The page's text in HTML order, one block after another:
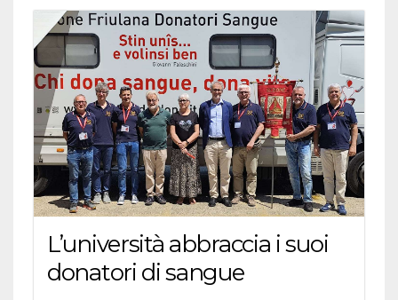
L’università abbraccia i suoi
donatori di sangue